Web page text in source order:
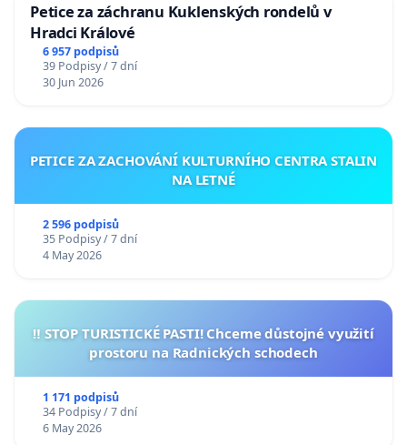
Petice za záchranu Kuklenských rondelů v
Hradci Králové
6 957 podpisů
39 Podpisy / 7 dní
30 Jun 2026
PETICE ZA ZACHOVÁNÍ KULTURNÍHO CENTRA STALIN
NA LETNÉ
2 596 podpisů
35 Podpisy / 7 dní
4 May 2026
‼️ STOP TURISTICKÉ PASTI! Chceme důstojné využití
prostoru na Radnických schodech
1 171 podpisů
34 Podpisy / 7 dní
6 May 2026